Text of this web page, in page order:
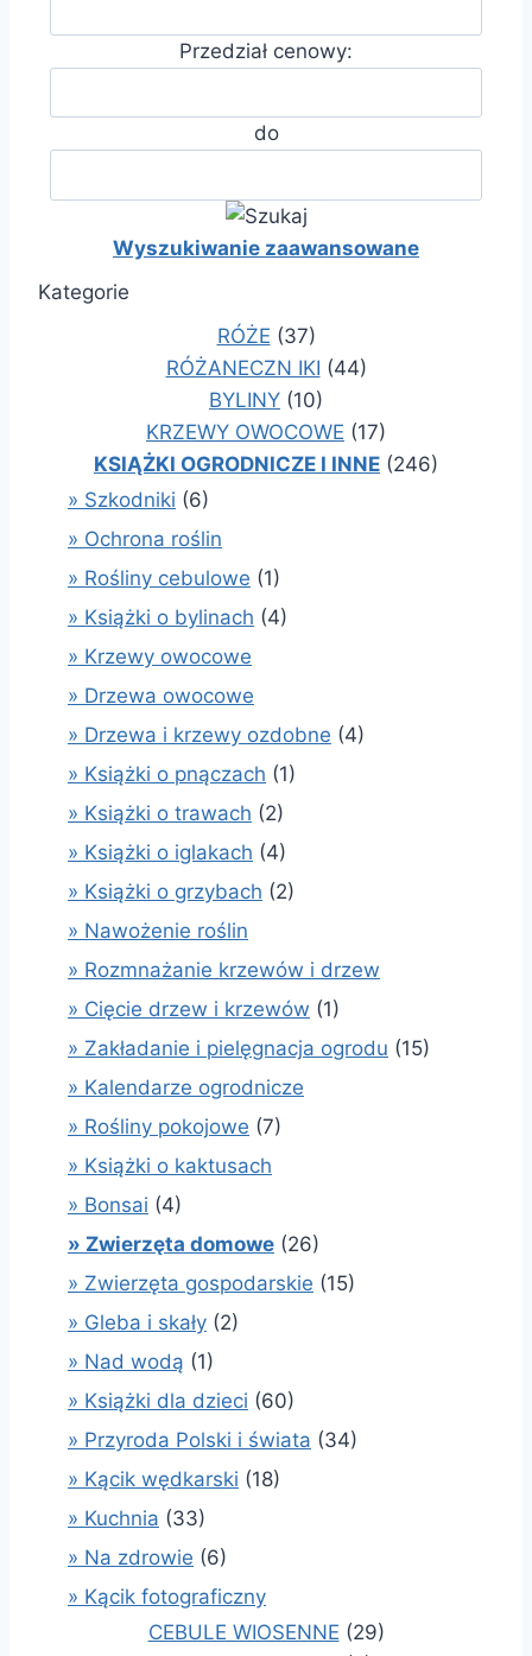
Przedział cenowy:
do
Wyszukiwanie zaawansowane
Kategorie
RÓŻE (37)
RÓŻANECZN IKI (44)
BYLINY (10)
KRZEWY OWOCOWE (17)
KSIĄŻKI OGRODNICZE I INNE (246)
» Szkodniki (6)
» Ochrona roślin
» Rośliny cebulowe (1)
» Książki o bylinach (4)
» Krzewy owocowe
» Drzewa owocowe
» Drzewa i krzewy ozdobne (4)
» Książki o pnączach (1)
» Książki o trawach (2)
» Książki o iglakach (4)
» Książki o grzybach (2)
» Nawożenie roślin
» Rozmnażanie krzewów i drzew
» Cięcie drzew i krzewów (1)
» Zakładanie i pielęgnacja ogrodu (15)
» Kalendarze ogrodnicze
» Rośliny pokojowe (7)
» Książki o kaktusach
» Bonsai (4)
» Zwierzęta domowe (26)
» Zwierzęta gospodarskie (15)
» Gleba i skały (2)
» Nad wodą (1)
» Książki dla dzieci (60)
» Przyroda Polski i świata (34)
» Kącik wędkarski (18)
» Kuchnia (33)
» Na zdrowie (6)
» Kącik fotograficzny
CEBULE WIOSENNE (29)